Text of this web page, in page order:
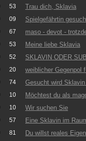
53 Trau dich, Sklavia
09 Spielgefährtin
67 maso - devot -
53 Meine liebe Sklavia
52 SKLAVIN ODER
20 weiblicher Gegenpol
74 Gesucht wird
10 Möchtest du als
10 Wir suchen Sie
57 Eine Sklavin im
81 Du willst reales